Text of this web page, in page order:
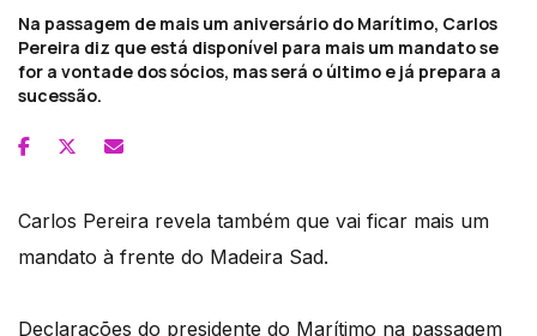
Na passagem de mais um aniversário do Marítimo, Carlos
Pereira diz que está disponível para mais um mandato se
for a vontade dos sócios, mas será o último e já prepara a
sucessão.
Carlos Pereira revela também que vai ficar mais um
mandato à frente do Madeira Sad.
Declarações do presidente do Marítimo na passagem